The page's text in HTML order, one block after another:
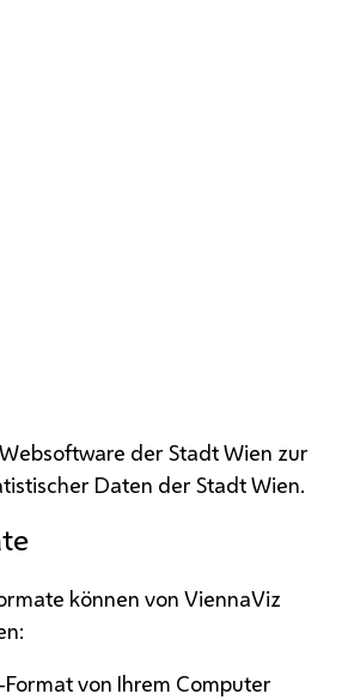
der Stadt Wien zur
Daten der Stadt Wien.
können von ViennaViz
von Ihrem Computer